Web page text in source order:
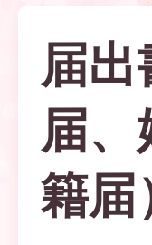
届
届
籍届